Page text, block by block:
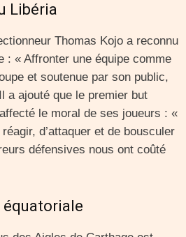
Libéria
Thomas Kojo a reconnu
: « Affronter une équipe comme
et soutenue par son public,
a ajouté que le premier but
le moral de ses joueurs : «
d’attaquer et de bousculer
défensives nous ont coûté
équatoriale